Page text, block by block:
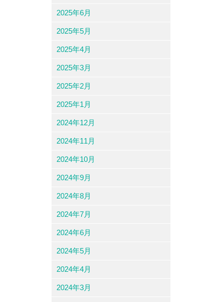
2025年6月
2025年5月
2025年4月
2025年3月
2025年2月
2025年1月
2024年12月
2024年11月
2024年10月
2024年9月
2024年8月
2024年7月
2024年6月
2024年5月
2024年4月
2024年3月